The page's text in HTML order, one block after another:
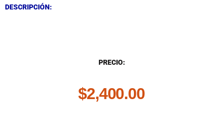
DESCRIPCIÓN:
PRECIO:
$2,400.00